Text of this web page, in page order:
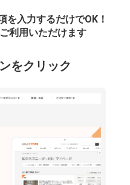
を入力するだけでOK！
利用いただけます
をクリック